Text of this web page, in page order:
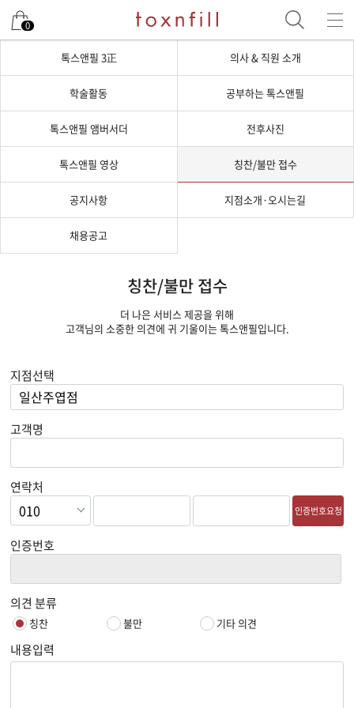
0
톡스앤필 3正 의사 & 직원 소개
학술활동 공부하는 톡스앤필
톡스앤필 앰버서더 전후사진
톡스앤필 영상 칭찬/불만 접수
공지사항 지점소개·오시는길
채용공고
칭찬/불만 접수
더 나은 서비스 제공을 위해
고객님의 소중한 의견에 귀 기울이는 톡스앤필입니다.
지점선택
고객명
연락처
인증번호요청
인증번호
의견 분류
칭찬 불만 기타 의견
내용입력